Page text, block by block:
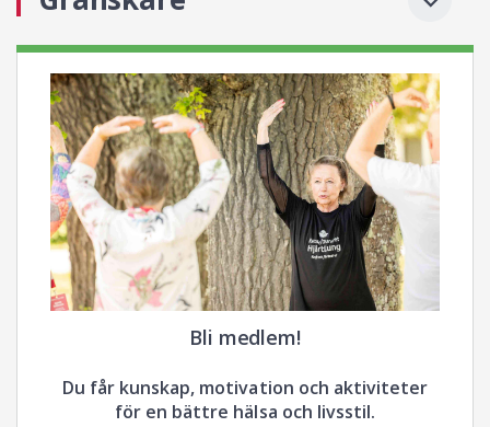
Bli medlem!
Du får kunskap, motivation och aktiviteter
för en bättre hälsa och livsstil.